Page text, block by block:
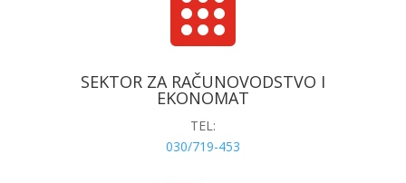
SEKTOR ZA RAČUNOVODSTVO I
EKONOMAT
TEL:
030/719-453